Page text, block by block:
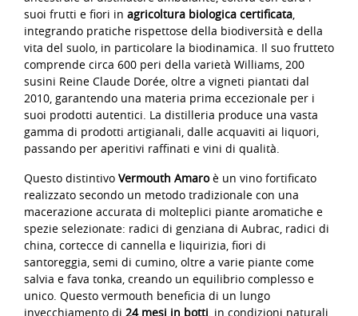
suoi frutti e fiori in agricoltura biologica certificata,
integrando pratiche rispettose della biodiversità e della
vita del suolo, in particolare la biodinamica. Il suo frutteto
comprende circa 600 peri della varietà Williams, 200
susini Reine Claude Dorée, oltre a vigneti piantati dal
2010, garantendo una materia prima eccezionale per i
suoi prodotti autentici. La distilleria produce una vasta
gamma di prodotti artigianali, dalle acquaviti ai liquori,
passando per aperitivi raffinati e vini di qualità.
Questo distintivo Vermouth Amaroè un vino fortificato
realizzato secondo un metodo tradizionale con una
macerazione accurata di molteplici piante aromatiche e
spezie selezionate: radici di genziana di Aubrac, radici di
china, cortecce di cannella e liquirizia, fiori di
santoreggia, semi di cumino, oltre a varie piante come
salvia e fava tonka, creando un equilibrio complesso e
unico. Questo vermouth beneficia di un lungo
invecchiamento di 24 mesi in botti, in condizioni naturali